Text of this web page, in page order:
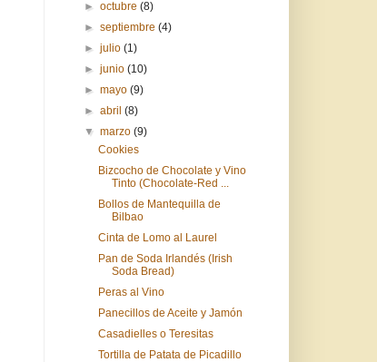
►octubre(8)
►septiembre(4)
►julio(1)
►junio(10)
►mayo(9)
►abril(8)
▼marzo(9)
Cookies
Bizcocho de Chocolate y Vino
Tinto (Chocolate-Red ...
Bollos de Mantequilla de
Bilbao
Cinta de Lomo al Laurel
Pan de Soda Irlandés (Irish
Soda Bread)
Peras al Vino
Panecillos de Aceite y Jamón
Casadielles o Teresitas
Tortilla de Patata de Picadillo